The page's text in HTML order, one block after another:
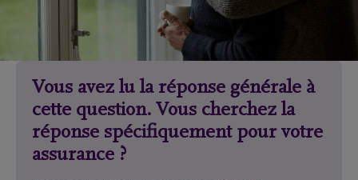
Vous avez lu la réponse générale à
cette question. Vous cherchez la
réponse spécifiquement pour votre
assurance ?